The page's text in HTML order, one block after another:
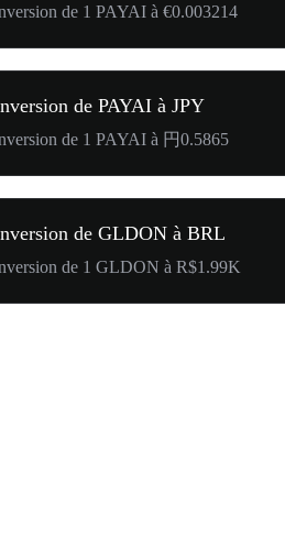
de 1 PAYAI à €0.003214
de PAYAI à JPY
de 1 PAYAI à 円0.5865
de GLDON à BRL
de 1 GLDON à R$1.99K